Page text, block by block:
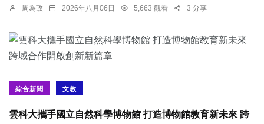
周為政 2026年八月06日 5,663 觀看 3 分享
綜合新聞 文教
雲科大攜手國立自然科學博物館 打造博物館教育新未來 跨